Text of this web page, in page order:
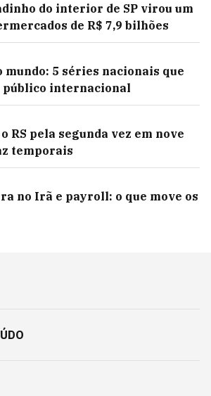
do interior de SP virou um
de R$ 7,9 bilhões
mundo: 5 séries nacionais que
público internacional
RS pela segunda vez em nove
temporais
no Irã e payroll: o que move os